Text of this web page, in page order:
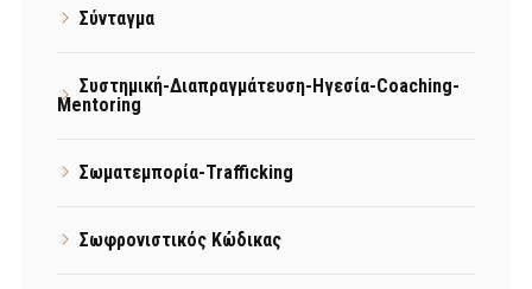
Σύνταγμα
Συστημική-Διαπραγμάτευση-Ηγεσία-Coaching-
Mentoring
Σωματεμπορία-Trafficking
Σωφρονιστικός Κώδικας